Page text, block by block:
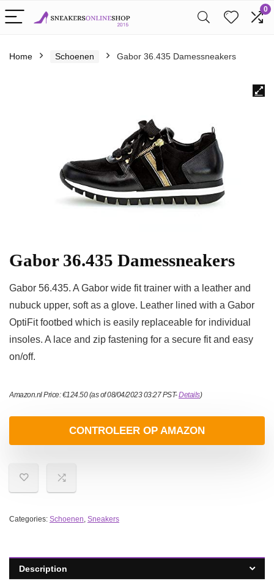
0
Home Schoenen Gabor 36.435 Damessneakers
Gabor 36.435 Damessneakers
Gabor 56.435. A Gabor wide fit trainer with a leather and
nubuck upper, soft as a glove. Leather lined with a Gabor
OptiFit footbed which is easily replaceable for individual
insoles. A lace and zip fastening for a secure fit and easy
on/off.
Amazon.nl Price:€124.50(as of 08/04/2023 03:27 PST-Details)
CONTROLEER OP AMAZON
Categories: Schoenen, Sneakers
Description